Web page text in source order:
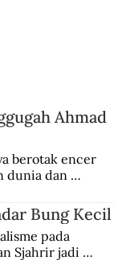
Ahmad
berotak encer
dunia dan
Sun Yat-sen.
Bung Kecil
pada
Sjahrir jadi